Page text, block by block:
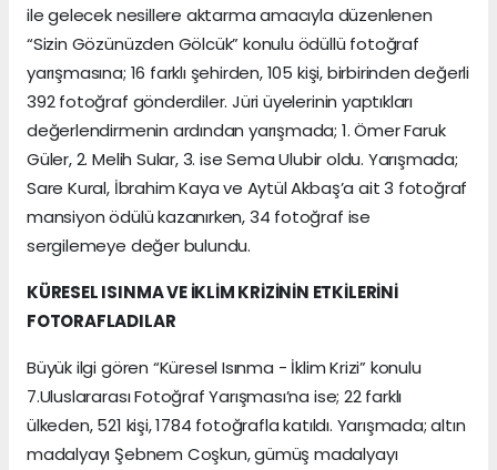
ile gelecek nesillere aktarma amacıyla düzenlenen
“Sizin Gözünüzden Gölcük” konulu ödüllü fotoğraf
yarışmasına; 16 farklı şehirden, 105 kişi, birbirinden değerli
392 fotoğraf gönderdiler. Jüri üyelerinin yaptıkları
değerlendirmenin ardından yarışmada; 1. Ömer Faruk
Güler, 2. Melih Sular, 3. ise Sema Ulubir oldu. Yarışmada;
Sare Kural, İbrahim Kaya ve Aytül Akbaş’a ait 3 fotoğraf
mansiyon ödülü kazanırken, 34 fotoğraf ise
sergilemeye değer bulundu.
KÜRESEL ISINMA VE İKLİM KRİZİNİN ETKİLERİNİ
FOTORAFLADILAR
Büyük ilgi gören “Küresel Isınma - İklim Krizi” konulu
7.Uluslararası Fotoğraf Yarışması’na ise; 22 farklı
ülkeden, 521 kişi, 1784 fotoğrafla katıldı. Yarışmada; altın
madalyayı Şebnem Coşkun, gümüş madalyayı